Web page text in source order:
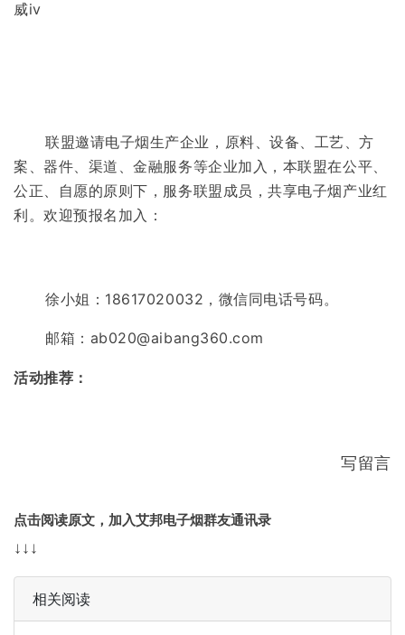
威iv
联盟邀请电子烟生产企业，原料、设备、工艺、方
案、器件、渠道、金融服务等企业加入，本联盟在公平、
公正、自愿的原则下，服务联盟成员，共享电子烟产业红
利。欢迎预报名加入：
徐小姐：18617020032，微信同电话号码。
邮箱： ab020@aibang360.com
活动推荐：
写留言
点击阅读原文，加入艾邦电子烟群友通讯录
↓↓↓
相关阅读